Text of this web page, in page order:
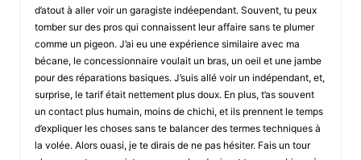
d’atout à aller voir un garagiste indéependant. Souvent, tu peux
tomber sur des pros qui connaissent leur affaire sans te plumer
comme un pigeon. J’ai eu une expérience similaire avec ma
bécane, le concessionnaire voulait un bras, un oeil et une jambe
pour des réparations basiques. J’suis allé voir un indépendant, et,
surprise, le tarif était nettement plus doux. En plus, t’as souvent
un contact plus humain, moins de chichi, et ils prennent le temps
d’expliquer les choses sans te balancer des termes techniques à
la volée. Alors ouasi, je te dirais de ne pas hésiter. Fais un tour